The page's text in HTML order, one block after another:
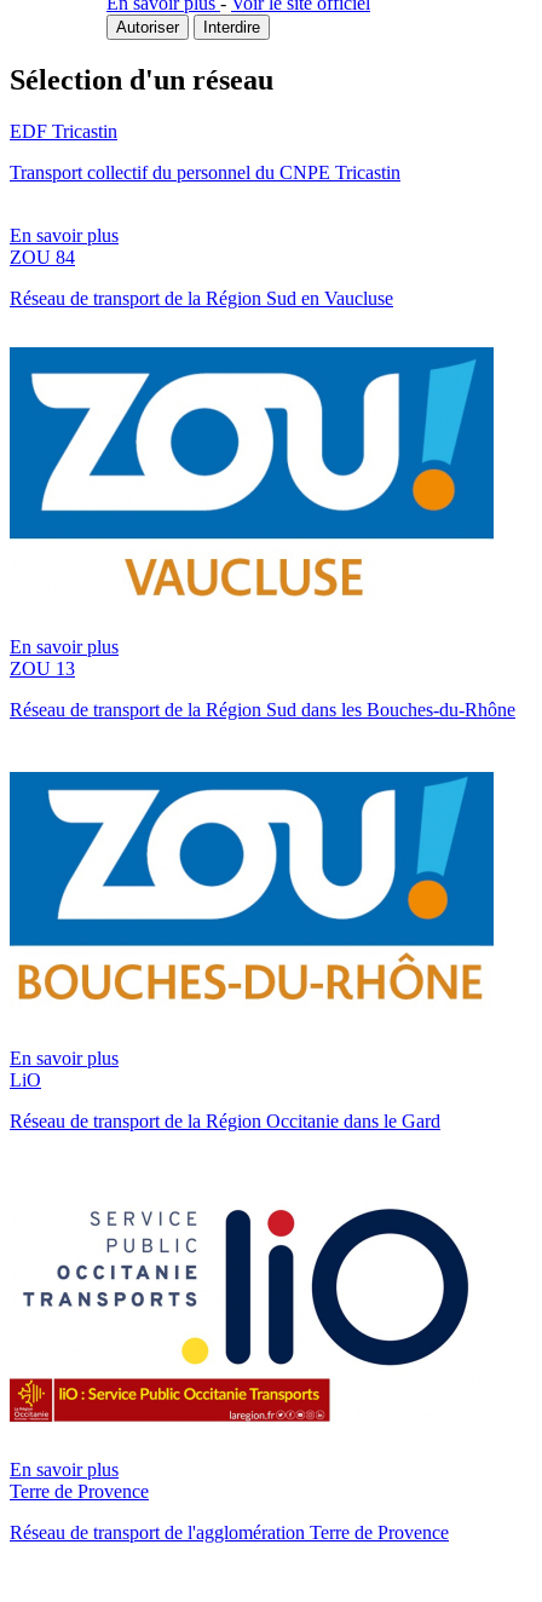
Autoriser Interdire
Sélection d'un réseau
EDF Tricastin
Transport collectif du personnel du CNPE Tricastin
En savoir plus
ZOU 84
Réseau de transport de la Région Sud en Vaucluse
En savoir plus
ZOU 13
Réseau de transport de la Région Sud dans les Bouches-du-Rhône
En savoir plus
LiO
Réseau de transport de la Région Occitanie dans le Gard
En savoir plus
Terre de Provence
Réseau de transport de l'agglomération Terre de Provence